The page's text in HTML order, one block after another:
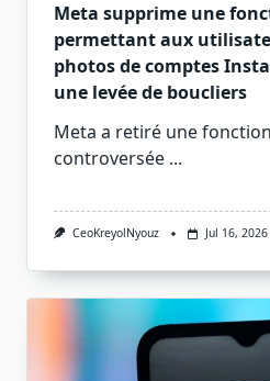
Meta supprime une
permettant aux
photos de comptes
une levée de boucliers
Meta a retiré une
controversée ...
CeoKreyolNyouz Jul 16, 2026